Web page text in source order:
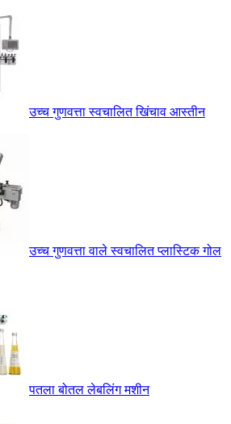
उच्च गुणवत्ता स्वचालित खिंचाव आस्तीन
उच्च गुणवत्ता वाले स्वचालित प्लास्टिक गोल
पतला बोतल लेबलिंग मशीन